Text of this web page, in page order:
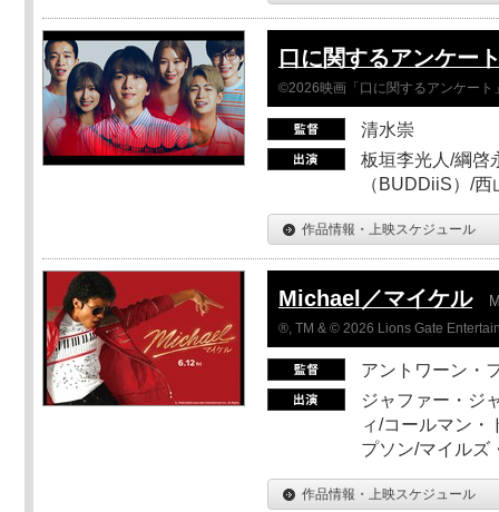
口に関するアンケー
©2026映画「口に関するアンケート
清水崇
板垣李光人/綱啓
（BUDDiiS）/
作品情報・上映スケジュール
Michael／マイケル
®, TM & © 2026 Lions Gate
アントワーン・
ジャファー・ジ
ィ/コールマン・
プソン/マイルズ
作品情報・上映スケジュール